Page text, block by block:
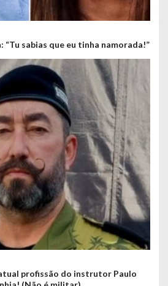
“Tu sabias que eu tinha namorada!”
profissão do instrutor Paulo